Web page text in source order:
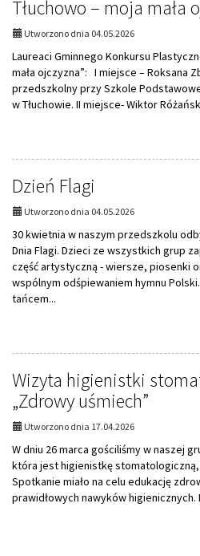
Tłuchowo – moja mała
Utworzono dnia 04.05.2026
Laureaci Gminnego Konkursu
mała ojczyzna”: I miejsce – Roksana
przedszkolny przy Szkole
w Tłuchowie. II miejsce- Wiktor
Dzień Flagi
Utworzono dnia 04.05.2026
30 kwietnia w naszym przedszkolu
Dnia Flagi. Dzieci ze wszystkich grup
część artystyczną - wiersze, piosenki
wspólnym odśpiewaniem hymnu
tańcem...
Wizyta higienistki
„Zdrowy uśmiech”
Utworzono dnia 17.04.2026
W dniu 26 marca gościliśmy w naszej
która jest higienistkę stomatologiczną,
Spotkanie miało na celu edukację
prawidłowych nawyków higienicznych.